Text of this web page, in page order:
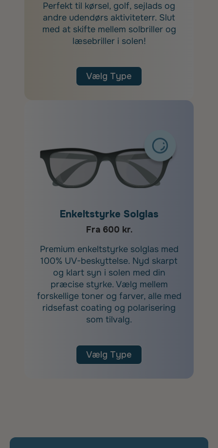
Perfekt til kørsel, golf, sejlads og
andre udendørs aktiviteterr. Slut
med at skifte mellem solbriller og
læsebriller i solen!
Vælg Type
Enkeltstyrke Solglas
Fra 600 kr.
Premium enkeltstyrke solglas med
100% UV-beskyttelse. Nyd skarpt
og klart syn i solen med din
præcise styrke. Vælg mellem
forskellige toner og farver, alle med
ridsefast coating og polarisering
som tilvalg.
Vælg Type